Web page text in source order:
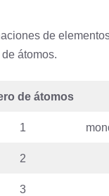
de
átomos.
de átomos
1
2
3